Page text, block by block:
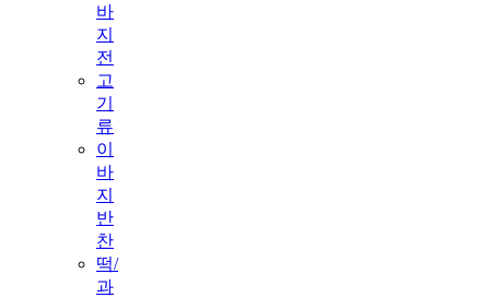
바
지
전
고
기
류
이
바
지
반
찬
떡/
과